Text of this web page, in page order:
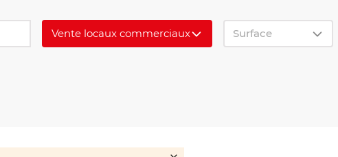
Vente locaux commerciaux Surface